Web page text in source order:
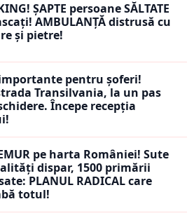
ȘAPTE persoane SĂLTATE
AMBULANȚĂ distrusă cu
și pietre!
pentru șoferi!
Transilvania, la un pas
Începe recepția
pe harta României! Sute
dispar, 1500 primării
PLANUL RADICAL care
totul!